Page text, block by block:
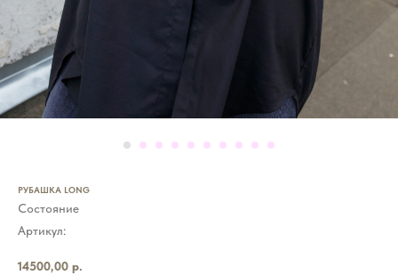
РУБАШКА LONG
Состояние
Артикул:
14500,00 р.